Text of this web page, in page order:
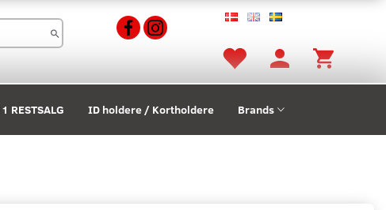
RESTSALG ID holdere / Kortholdere Brands